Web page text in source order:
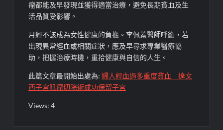
瘤都能及早發現並獲得適當治療，避免長期貧血及生
活品質受影響。
月經不該成為女性健康的負擔。李佩蓁醫師呼籲，若
出現異常經血或相關症狀，應及早尋求專業醫療協
助，把握治療時機，重拾健康與自信的人生。
此篇文章最開始出處為:婦人經血過多重度貧血 達文
西子宮肌瘤切除術成功保留子宮
Views: 4